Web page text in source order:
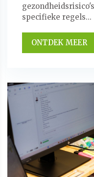
specifieke regels...
ONTDEK MEER